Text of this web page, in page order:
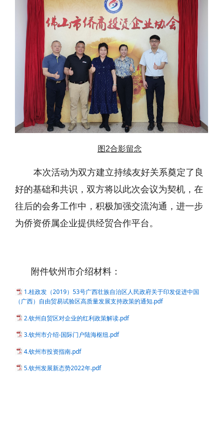
图2合影留念
本次活动为双方建立持续友好关系奠定了良
好的基础和共识，双方将以此次会议为契机，在
往后的会务工作中，积极加强交流沟通，进一步
为侨资侨属企业提供经贸合作平台。
附件钦州市介绍材料：
1.桂政发（2019）53号广西壮族自治区人民政府关于印发促进中国
（广西）自由贸易试验区高质量发展支持政策的通知.pdf
2.钦州自贸区对企业的红利政策解读.pdf
3.钦州市介绍-国际门户陆海枢纽.pdf
4.钦州市投资指南.pdf
5.钦州发展新态势2022年.pdf